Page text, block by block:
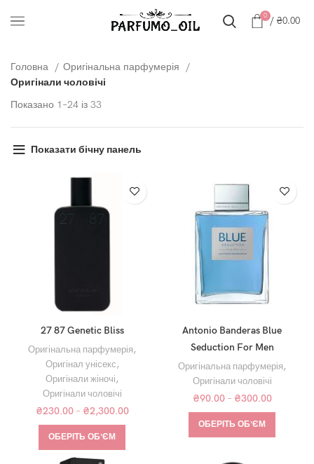
0 / ₴0.00
Головна
Оригінальна парфумерія
Оригінали чоловічі
Показано 1–24 із 33
Показати бічну панель
27 87 Genetic Bliss
Оригінальна парфумерія,
Оригінал унісекс,
Оригінали жіночі,
Оригінали чоловічі
₴230.00– ₴2,300.00
ОБЕРІТЬ ОБʼЄМ
Antonio Banderas Blue
Seduction For Men
Оригінальна парфумерія,
Оригінали чоловічі
₴90.00– ₴300.00
ОБЕРІТЬ ОБʼЄМ